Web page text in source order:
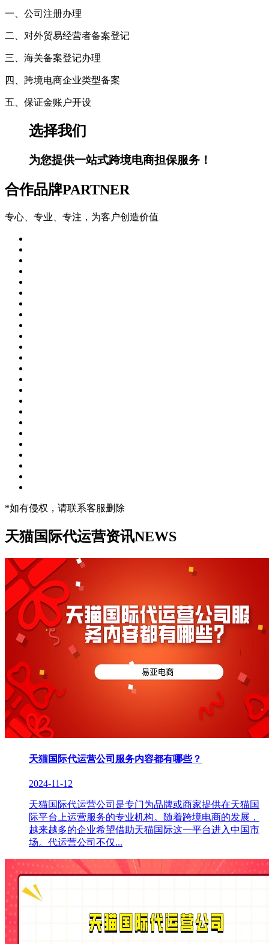
一、公司注册办理
二、对外贸易经营者备案登记
三、海关备案登记办理
四、跨境电商企业类型备案
五、保证金账户开设
选择我们
为您提供一站式跨境电商担保服务！
合作品牌PARTNER
专心、专业、专注，为客户创造价值
*如有侵权，请联系客服删除
天猫国际代运营资讯NEWS
天猫国际代运营公司服务内容都有哪些？
2024-11-12
天猫国际代运营公司是专门为品牌或商家提供在天猫国
际平台上运营服务的专业机构。随着跨境电商的发展，
越来越多的企业希望借助天猫国际这一平台进入中国市
场。代运营公司不仅...